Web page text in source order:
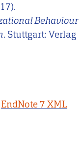
Behaviour
. Stuttgart: Verlag
EndNote 7 XML